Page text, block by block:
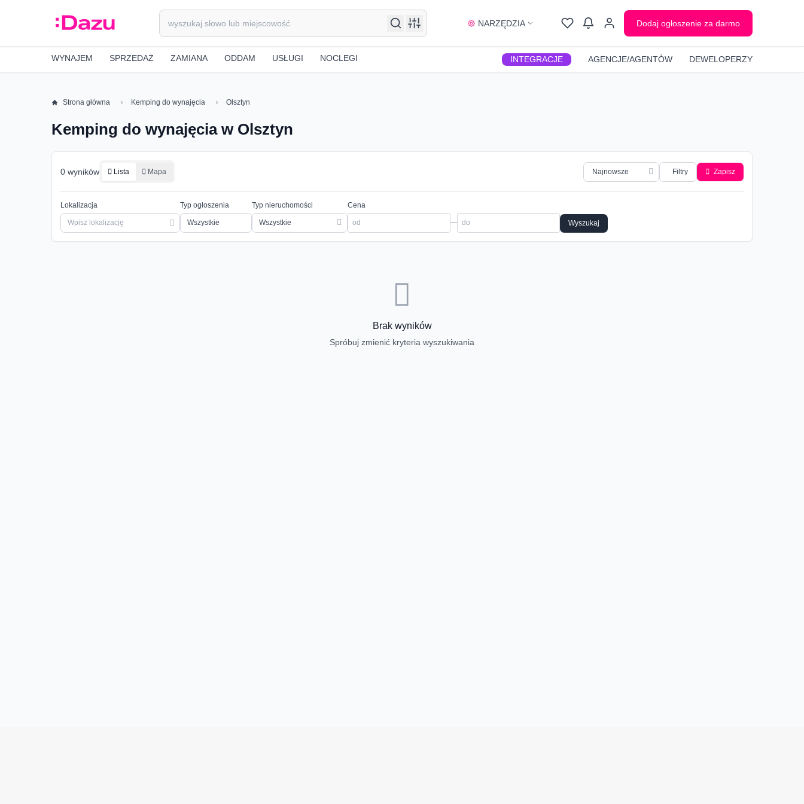
NARZĘDZIA Dodaj ogłoszenie za darmo
WYNAJEM SPRZEDAŻ ZAMIANA ODDAM USŁUGI NOCLEGI INTEGRACJE AGENCJE/AGENTÓW DEWELOPERZY
Strona główna Kemping do wynajęcia Olsztyn
Kemping do wynajęcia w Olsztyn
0 wyników Lista Mapa Filtry Zapisz
Lokalizacja Typ ogłoszenia Typ nieruchomości
Wszystkie
Cena
— Wyszukaj
Brak wyników
Spróbuj zmienić kryteria wyszukiwania